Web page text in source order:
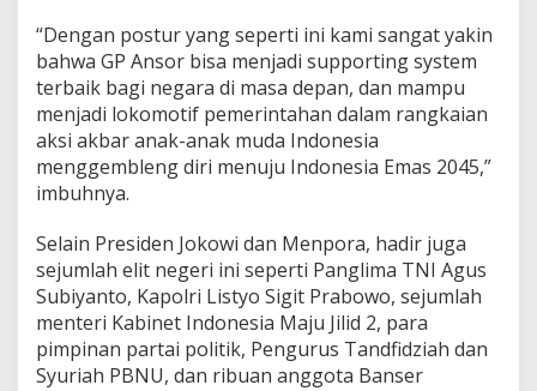
“Dengan postur yang seperti ini kami sangat yakin
bahwa GP Ansor bisa menjadi supporting system
terbaik bagi negara di masa depan, dan mampu
menjadi lokomotif pemerintahan dalam rangkaian
aksi akbar anak-anak muda Indonesia
menggembleng diri menuju Indonesia Emas 2045,”
imbuhnya.
Selain Presiden Jokowi dan Menpora, hadir juga
sejumlah elit negeri ini seperti Panglima TNI Agus
Subiyanto, Kapolri Listyo Sigit Prabowo, sejumlah
menteri Kabinet Indonesia Maju Jilid 2, para
pimpinan partai politik, Pengurus Tandfidziah dan
Syuriah PBNU, dan ribuan anggota Banser